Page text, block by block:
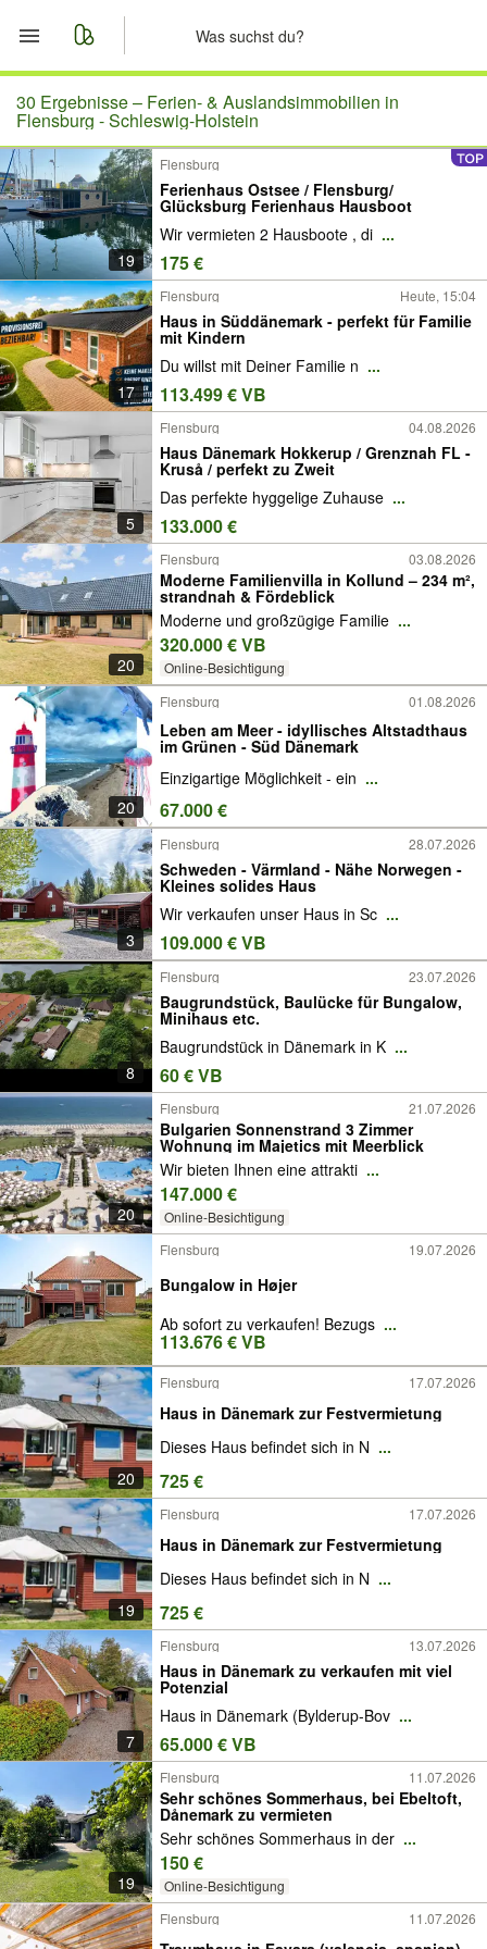
Start
Merkliste
Nachrichten
Anzeige aufgeben
30 Ergebnisse – Ferien- & Auslandsimmobilien in
Flensburg - Schleswig-Holstein
19
Flensburg
Ferienhaus Ostsee / Flensburg/
Glücksburg Ferienhaus Hausboot
Wir vermieten 2 Hausboote , di ...
175 €
17
Flensburg Heute, 15:04
Haus in Süddänemark - perfekt für Familie
mit Kindern
Du willst mit Deiner Familie n ...
113.499 € VB
5
Flensburg 04.08.2026
Haus Dänemark Hokkerup / Grenznah FL -
Kruså / perfekt zu Zweit
Das perfekte hyggelige Zuhause ...
133.000 €
20
Flensburg 03.08.2026
Moderne Familienvilla in Kollund – 234 m²,
strandnah & Fördeblick
Moderne und großzügige Familie ...
320.000 € VB
Online-Besichtigung
20
Flensburg 01.08.2026
Leben am Meer - idyllisches Altstadthaus
im Grünen - Süd Dänemark
Einzigartige Möglichkeit - ein ...
67.000 €
3
Flensburg 28.07.2026
Schweden - Värmland - Nähe Norwegen -
Kleines solides Haus
Wir verkaufen unser Haus in Sc ...
109.000 € VB
8
Flensburg 23.07.2026
Baugrundstück, Baulücke für Bungalow,
Minihaus etc.
Baugrundstück in Dänemark in K ...
60 € VB
20
Flensburg 21.07.2026
Bulgarien Sonnenstrand 3 Zimmer
Wohnung im Majetics mit Meerblick
Wir bieten Ihnen eine attrakti ...
147.000 €
Online-Besichtigung
Flensburg
19.07.2026
Bungalow in Højer
Ab sofort zu verkaufen! Bezugs ...
113.676 € VB
20
Flensburg 17.07.2026
Haus in Dänemark zur Festvermietung
Dieses Haus befindet sich in N ...
725 €
19
Flensburg 17.07.2026
Haus in Dänemark zur Festvermietung
Dieses Haus befindet sich in N ...
725 €
7
Flensburg 13.07.2026
Haus in Dänemark zu verkaufen mit viel
Potenzial
Haus in Dänemark (Bylderup-Bov ...
65.000 € VB
19
Flensburg 11.07.2026
Sehr schönes Sommerhaus, bei Ebeltoft,
Dånemark zu vermieten
Sehr schönes Sommerhaus in der ...
150 €
Online-Besichtigung
Flensburg
11.07.2026